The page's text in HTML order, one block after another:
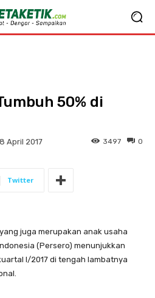
50% di
April 2017 0
3497
Twitter
yang juga merupakan anak usaha
(Persero) menunjukkan
I/2017 di tengah lambatnya